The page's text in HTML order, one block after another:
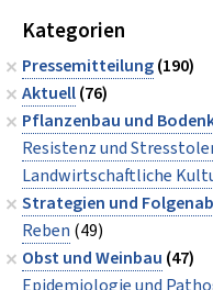
Kategorien
Pressemitteilung(190)
Aktuell(76)
Pflanzenbau und
Resistenz und
Landwirtschaftliche
Strategien und
Reben (49)
Obst und Weinbau (47)